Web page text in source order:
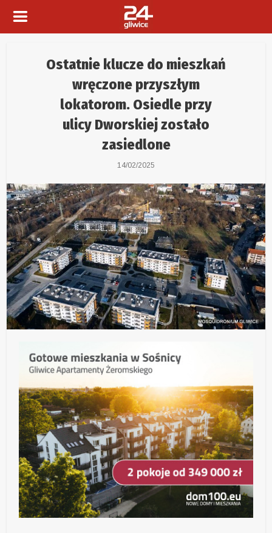
Ostatnie klucze do mieszkań
wręczone przyszłym
lokatorom. Osiedle przy
ulicy Dworskiej zostało
zasiedlone
14/02/2025